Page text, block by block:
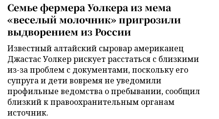
Семье фермера Уолкера из мема
«веселый молочник» пригрозили
выдворением из России
Известный алтайский сыровар американец
Джастас Уолкер рискует расстаться с близкими
из-за проблем с документами, поскольку его
супруга и дети вовремя не уведомили
профильные ведомства о пребывании, сообщил
близкий к правоохранительным органам
источник.